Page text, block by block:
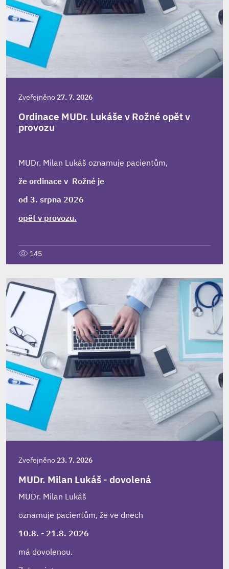
Zveřejněno27. 7. 2026
Ordinace MUDr. Lukáše v Rožné opět v
provozu
MUDr. Milan Lukáš oznamuje pacientům,
že ordinace v Rožné je
od 3. srpna 2026
opět v provozu.
145
Zveřejněno23. 7. 2026
MUDr. Milan Lukáš - dovolená
MUDr. Milan Lukáš
oznamuje pacientům, že ve dnech
10.8. - 21.8. 2026
má dovolenou.